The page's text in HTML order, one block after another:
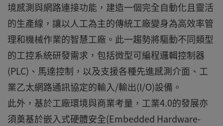
境感測與網路連接功能，建造一個完全自動化且靈活
的生產線，讓以人工為主的傳統工廠變身為高效率管
理和機械作業的智慧工廠。此一趨勢將驅動不同類型
的工控系統研發需求，包括微型可編程邏輯控制器
(PLC)、馬達控制，以及支援各種先進感測介面、工
業乙太網路通訊協定的輸入/輸出(I/O)設備。
此外，基於工廠環境與商業考量，工業4.0的發展亦
須奠基於嵌入式硬體安全(Embedded Hardware-